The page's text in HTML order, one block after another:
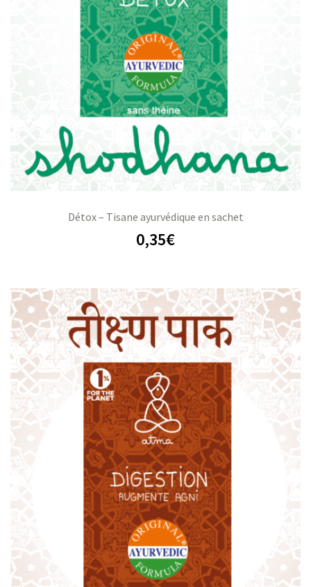
Détox – Tisane ayurvédique en sachet
0,35€